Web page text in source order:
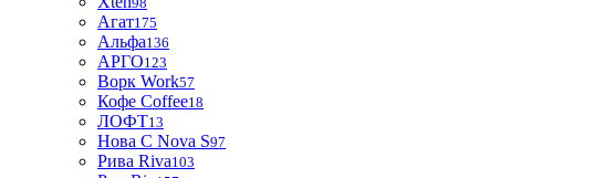
Агат175
Альфа136
АРГО123
Ворк Work57
Кофе Coffee18
ЛОФТ13
Нова С Nova S97
Рива Riva103